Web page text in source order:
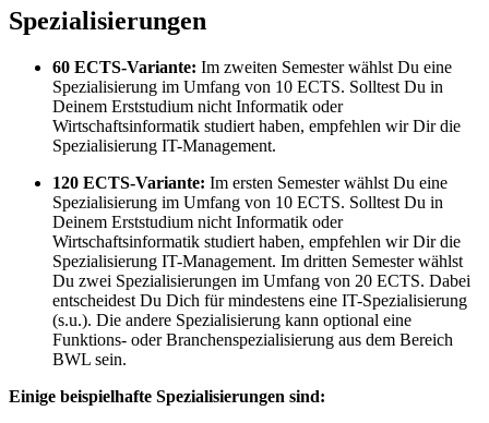
Spezialisierungen
60 ECTS-Variante: Im zweiten Semester wählst Du eine
Spezialisierung im Umfang von 10 ECTS. Solltest Du in
Deinem Erststudium nicht Informatik oder
Wirtschaftsinformatik studiert haben, empfehlen wir Dir die
Spezialisierung IT-Management.
120 ECTS-Variante: Im ersten Semester wählst Du eine
Spezialisierung im Umfang von 10 ECTS. Solltest Du in
Deinem Erststudium nicht Informatik oder
Wirtschaftsinformatik studiert haben, empfehlen wir Dir die
Spezialisierung IT-Management. Im dritten Semester wählst
Du zwei Spezialisierungen im Umfang von 20 ECTS. Dabei
entscheidest Du Dich für mindestens eine IT-Spezialisierung
(s.u.). Die andere Spezialisierung kann optional eine
Funktions- oder Branchenspezialisierung aus dem Bereich
BWL sein.
Einige beispielhafte Spezialisierungen sind: